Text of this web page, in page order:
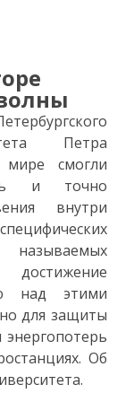
Петра
смогли
и точно
внутри
над этими
для защиты
Об